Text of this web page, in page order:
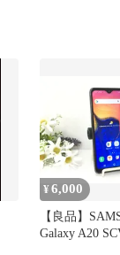
¥6,000
【良品】
Galaxy A20